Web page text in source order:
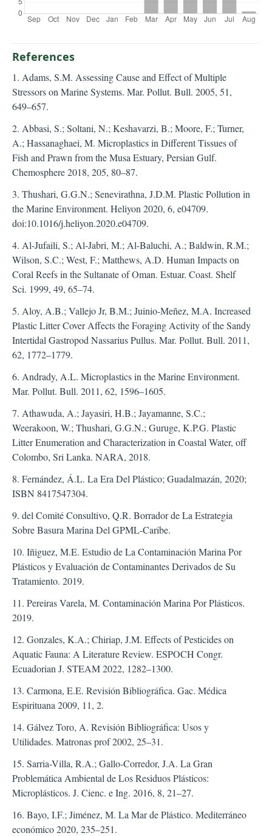
References
1. Adams, S.M. Assessing Cause and Effect of Multiple
Stressors on Marine Systems. Mar. Pollut. Bull. 2005, 51,
649–657.
2. Abbasi, S.; Soltani, N.; Keshavarzi, B.; Moore, F.; Turner,
A.; Hassanaghaei, M. Microplastics in Different Tissues of
Fish and Prawn from the Musa Estuary, Persian Gulf.
Chemosphere 2018, 205, 80–87.
3. Thushari, G.G.N.; Senevirathna, J.D.M. Plastic Pollution in
the Marine Environment. Heliyon 2020, 6, e04709.
doi:10.1016/j.heliyon.2020.e04709.
4. Al-Jufaili, S.; Al-Jabri, M.; Al-Baluchi, A.; Baldwin, R.M.;
Wilson, S.C.; West, F.; Matthews, A.D. Human Impacts on
Coral Reefs in the Sultanate of Oman. Estuar. Coast. Shelf
Sci. 1999, 49, 65–74.
5. Aloy, A.B.; Vallejo Jr, B.M.; Juinio-Meñez, M.A. Increased
Plastic Litter Cover Affects the Foraging Activity of the Sandy
Intertidal Gastropod Nassarius Pullus. Mar. Pollut. Bull. 2011,
62, 1772–1779.
6. Andrady, A.L. Microplastics in the Marine Environment.
Mar. Pollut. Bull. 2011, 62, 1596–1605.
7. Athawuda, A.; Jayasiri, H.B.; Jayamanne, S.C.;
Weerakoon, W.; Thushari, G.G.N.; Guruge, K.P.G. Plastic
Litter Enumeration and Characterization in Coastal Water, off
Colombo, Sri Lanka. NARA, 2018.
8. Fernández, Á.L. La Era Del Plástico; Guadalmazán, 2020;
ISBN 8417547304.
9. del Comité Consultivo, Q.R. Borrador de La Estrategia
Sobre Basura Marina Del GPML-Caribe.
10. Iñiguez, M.E. Estudio de La Contaminación Marina Por
Plásticos y Evaluación de Contaminantes Derivados de Su
Tratamiento. 2019.
11. Pereiras Varela, M. Contaminación Marina Por Plásticos.
2019.
12. Gonzales, K.A.; Chiriap, J.M. Effects of Pesticides on
Aquatic Fauna: A Literature Review. ESPOCH Congr.
Ecuadorian J. STEAM 2022, 1282–1300.
13. Carmona, E.E. Revisión Bibliográfica. Gac. Médica
Espirituana 2009, 11, 2.
14. Gálvez Toro, A. Revisión Bibliográfica: Usos y
Utilidades. Matronas prof 2002, 25–31.
15. Sarria-Villa, R.A.; Gallo-Corredor, J.A. La Gran
Problemática Ambiental de Los Residuos Plásticos:
Microplásticos. J. Cienc. e Ing. 2016, 8, 21–27.
16. Bayo, I.F.; Jiménez, M. La Mar de Plástico. Mediterráneo
económico 2020, 235–251.